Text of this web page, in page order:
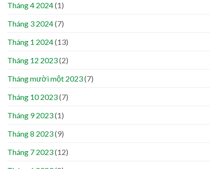
Tháng 4 2024(1)
Tháng 3 2024(7)
Tháng 1 2024(13)
Tháng 12 2023(2)
Tháng mười một 2023(7)
Tháng 10 2023(7)
Tháng 9 2023(1)
Tháng 8 2023(9)
Tháng 7 2023(12)